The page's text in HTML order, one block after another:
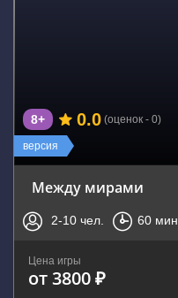
версия
8+ 0.0 (оценок - 0)
Между мирами
2-10 чел. 60 мин.
Цена игры
от 3800 ₽